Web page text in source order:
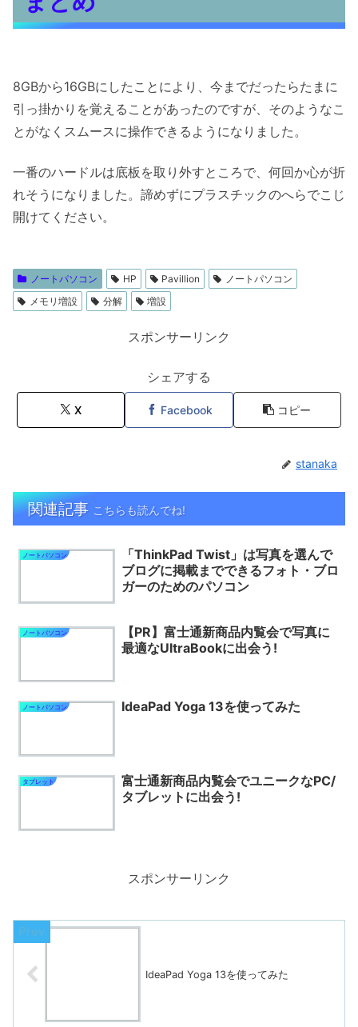
8GBから16GBにしたことにより、今までだったらたまに
引っ掛かりを覚えることがあったのですが、そのようなこ
とがなくスムースに操作できるようになりました。
一番のハードルは底板を取り外すところで、何回か心が折
れそうになりました。諦めずにプラスチックのへらでこじ
開けてください。
ノートパソコン HP Pavillion
ノートパソコン
メモリ増設
分解 増設
スポンサーリンク
シェアする
X Facebook コピー
stanaka
関連記事 こちらも読んでね!
ノートパソコン
「ThinkPad Twist」は写真を選んで
ブログに掲載までできるフォト・ブロ
ガーのためのパソコン
ノートパソコン
【PR】富士通新商品内覧会で写真に
最適なUltraBookに出会う!
ノートパソコン IdeaPad Yoga 13を使ってみた
タブレット
富士通新商品内覧会でユニークなPC/
タブレットに出会う!
スポンサーリンク
IdeaPad Yoga 13を使ってみた